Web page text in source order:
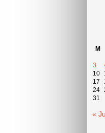
M
3
10
17
24
31
«